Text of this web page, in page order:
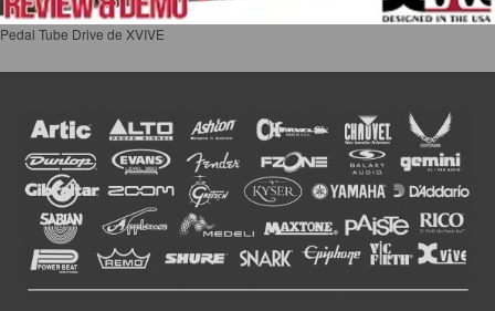
Pedal Tube Drive de XVIVE